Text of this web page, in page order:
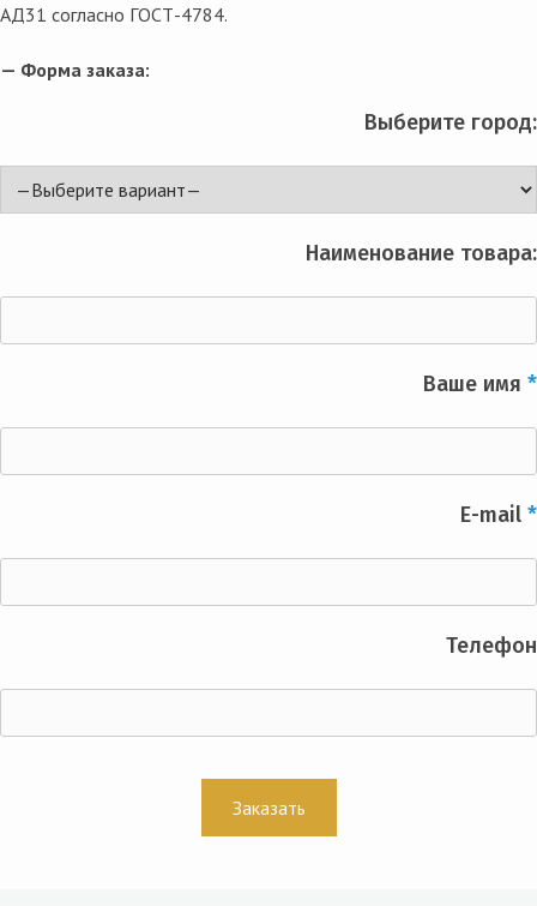
АД31 согласно ГОСТ-4784.
— Форма заказа:
Выберите город:
Наименование товара:
Ваше имя *
E-mail *
Телефон